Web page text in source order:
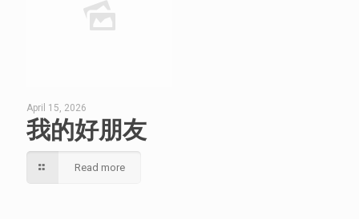
April 15, 2026
我的好朋友
Read more